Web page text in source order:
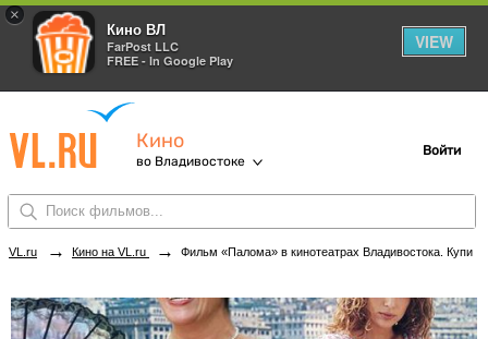
×
Кино ВЛ
FarPost LLC
FREE - In Google Play
VIEW
Кино
во Владивостоке
Войти
VL.ru → Кино на VL.ru → Фильм «Палома» в кинотеатрах Владивостока. Купить билеты!